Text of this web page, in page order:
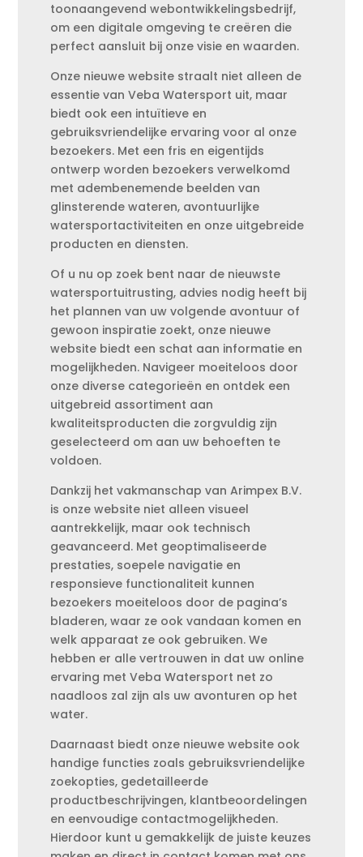
toonaangevend webontwikkelingsbedrijf,
om een digitale omgeving te creëren die
perfect aansluit bij onze visie en waarden.
Onze nieuwe website straalt niet alleen de
essentie van Veba Watersport uit, maar
biedt ook een intuïtieve en
gebruiksvriendelijke ervaring voor al onze
bezoekers. Met een fris en eigentijds
ontwerp worden bezoekers verwelkomd
met adembenemende beelden van
glinsterende wateren, avontuurlijke
watersportactiviteiten en onze uitgebreide
producten en diensten.
Of u nu op zoek bent naar de nieuwste
watersportuitrusting, advies nodig heeft bij
het plannen van uw volgende avontuur of
gewoon inspiratie zoekt, onze nieuwe
website biedt een schat aan informatie en
mogelijkheden. Navigeer moeiteloos door
onze diverse categorieën en ontdek een
uitgebreid assortiment aan
kwaliteitsproducten die zorgvuldig zijn
geselecteerd om aan uw behoeften te
voldoen.
Dankzij het vakmanschap van Arimpex B.V.
is onze website niet alleen visueel
aantrekkelijk, maar ook technisch
geavanceerd. Met geoptimaliseerde
prestaties, soepele navigatie en
responsieve functionaliteit kunnen
bezoekers moeiteloos door de pagina’s
bladeren, waar ze ook vandaan komen en
welk apparaat ze ook gebruiken. We
hebben er alle vertrouwen in dat uw online
ervaring met Veba Watersport net zo
naadloos zal zijn als uw avonturen op het
water.
Daarnaast biedt onze nieuwe website ook
handige functies zoals gebruiksvriendelijke
zoekopties, gedetailleerde
productbeschrijvingen, klantbeoordelingen
en eenvoudige contactmogelijkheden.
Hierdoor kunt u gemakkelijk de juiste keuzes